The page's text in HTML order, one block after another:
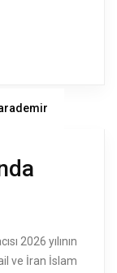
2026 yılının
ve İran İslam